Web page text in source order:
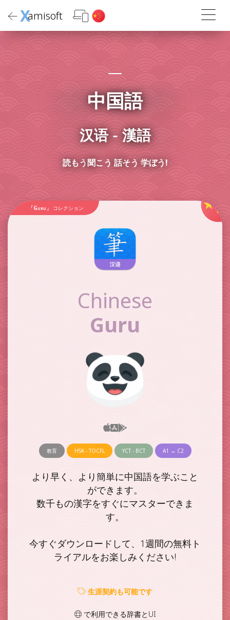
Xamisoft
中国語
汉语 - 漢語
読もう聞こう 話そう 学ぼう!
「Guru」 コレクション
Chinese
Guru
教育 HSK - TOCFL YCT - BCT A1 → C2
より早く、より簡単に中国語を学ぶこと
ができます。
数千もの漢字をすぐにマスターできま
す。
今すぐダウンロードして、1週間の無料ト
ライアルをお楽しみください!
生涯契約も可能です
で利用できる辞書とUI